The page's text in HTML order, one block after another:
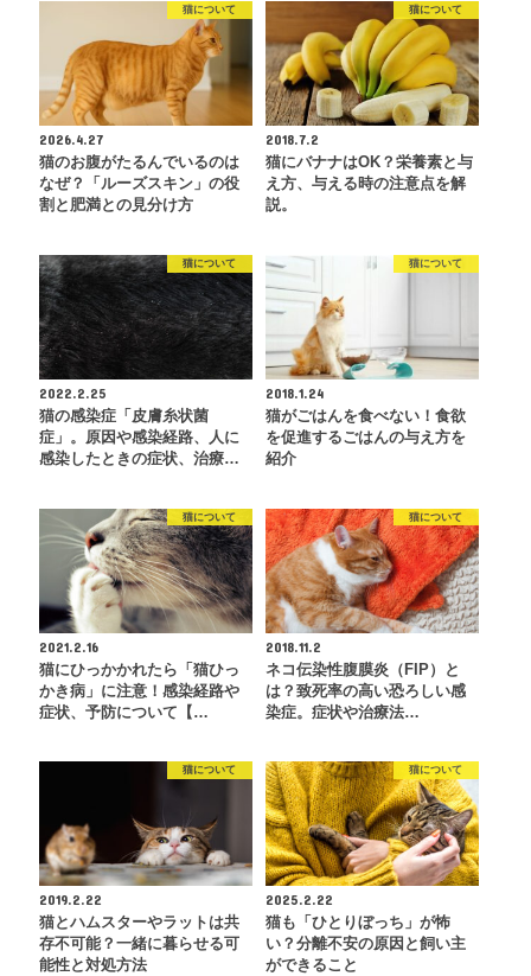
猫について
2026.4.27
猫のお腹がたるんでいるのは
なぜ？「ルーズスキン」の役
割と肥満との見分け方
猫について
2018.7.2
猫にバナナはOK？栄養素と与
え方、与える時の注意点を解
説。
猫について
2022.2.25
猫の感染症「皮膚糸状菌
症」。原因や感染経路、人に
感染したときの症状、治療…
猫について
2018.1.24
猫がごはんを食べない！食欲
を促進するごはんの与え方を
紹介
猫について
2021.2.16
猫にひっかかれたら「猫ひっ
かき病」に注意！感染経路や
症状、予防について【…
猫について
2018.11.2
ネコ伝染性腹膜炎（FIP）と
は？致死率の高い恐ろしい感
染症。症状や治療法…
猫について
2019.2.22
猫とハムスターやラットは共
存不可能？一緒に暮らせる可
能性と対処方法
猫について
2025.2.22
猫も「ひとりぼっち」が怖
い？分離不安の原因と飼い主
ができること